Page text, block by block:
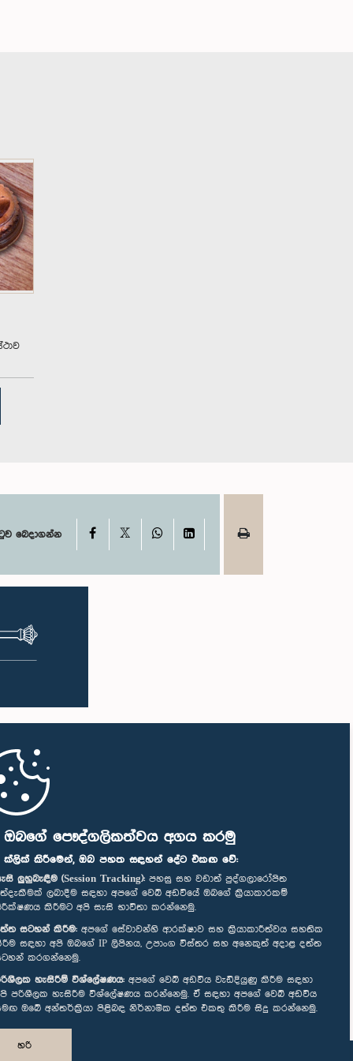
ඔබගේ පෞද්ගලිකත්වය අගය කරමු
ක්ලික් කිරීමෙන්, ඔබ පහත සඳහන් දේට එකඟ වේ:
ලුහුබැඳීම (Session Tracking): පහසු සහ වඩාත් පුද්ගලාරෝපිත
ලබාදීම සඳහා අපගේ වෙබ් අඩවියේ ඔබගේ ක්‍රියාකාරකම්
කිරීමට අපි සැසි භාවිතා කරන්නෙමු.
සටහන් කිරීම: අපගේ සේවාවන්හි ආරක්ෂාව සහ ක්‍රියාකාරීත්වය සහතික
සඳහා අපි ඔබගේ IP ලිපිනය, උපාංග විස්තර සහ අනෙකුත් අදාළ දත්ත
කරගන්නෙමු.
හැසිරීම් විශ්ලේෂණය: අපගේ වෙබ් අඩවිය වැඩිදියුණු කිරීම සඳහා
පරිශීලක හැසිරීම විශ්ලේෂණය කරන්නෙමු. ඒ සඳහා අපගේ වෙබ් අඩවිය
ඔබේ අන්තර්ක්‍රියා පිළිබඳ නිර්නාමික දත්ත එකතු කිරීම සිදු කරන්නෙමු.
හරි
බෙදාගන්න Facebook WhatsAppLinkedIn